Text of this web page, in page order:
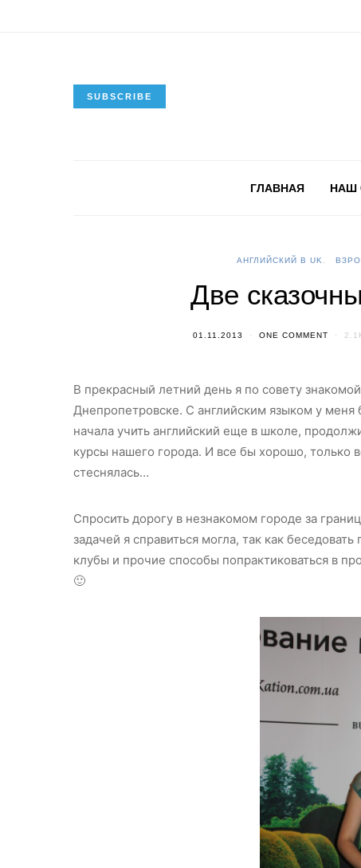
SUBSCRIBE
ГЛАВНАЯ НАШ
АНГЛИЙСКИЙ В UK
Две
01.11.2013 ONE COMMENT
В прекрасный летний день я по совету
Днепропетровске. С английским языком у
начала учить английский еще в школе,
курсы нашего города. И все бы хорошо, только
стеснялась…
Спросить дорогу в незнакомом городе за
задачей я справиться могла, так как
клубы и прочие способы попрактиковаться в
🙂